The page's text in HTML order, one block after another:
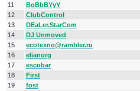
11
BoBbBYyY
12
ClubControl
13
DEaLer.StarCom
14
DJ Unmoved
15
ecotexno@rambler.ru
16
elianorg
17
escobar
18
First
19
fost